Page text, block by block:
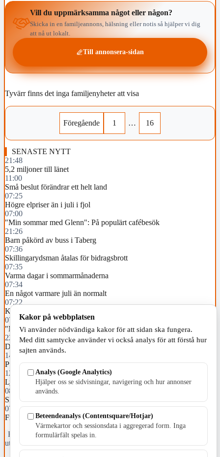
Vill du uppmärksamma något eller någon?
Skicka in en familjeannons, hälsning eller notis så hjälper vi dig
att nå ut lokalt.
Till annonsera-sidan
Tyvärr finns det inga familjenyheter att visa
Föregående 1 … 16
SENASTE NYTT
21:48
5,2 miljoner till länet
11:00
Små beslut förändrar ett helt land
07:25
Högre elpriser än i juli i fjol
07:00
"Min sommar med Glenn": På populärt cafébesök
21:26
Barn påkörd av buss i Taberg
07:36
Skillingarydsman åtalas för bidragsbrott
07:35
Varma dagar i sommarmånaderna
07:34
En något varmare juli än normalt
07:22
Komplikationer efter bäckenbottenskada under förlossning
07:00
"Min sommar med Glenn": En engagerad tur i terrängen
22:03
Delad vinst i dagens cykeltips
14:02
Pulsen stiger i Tofteryd – på lördag är det premiär
12:21
Lyxbil värd 2,5 miljoner kronor är stulen
08:05
Slängde ut tjuven i trädgården
07:32
Framtidens stiftelse Regementsheden ska utredas
Fristående webbtidningsföretag grundat 1991 som sedan 2002 ger
ut tidningen Skillingaryd.nu och 2010 lanserades Värnamo.nu. Från
april 2026 omfattar Skillingaryd.nu tre kommuner: Gnosjö,
Kakor på webbplatsen
Vi använder nödvändiga kakor för att sidan ska fungera.
Med ditt samtycke använder vi också analys för att förstå hur
sajten används.
Analys (Google Analytics)
Hjälper oss se sidvisningar, navigering och hur annonser
används.
Beteendeanalys (Contentsquare/Hotjar)
Värmekartor och sessionsdata i aggregerad form. Inga
formulärfält spelas in.